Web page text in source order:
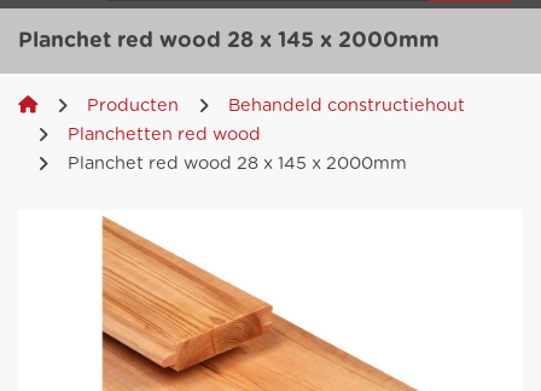
Planchet red wood 28 x 145 x 2000mm
Producten
Behandeld constructiehout
Planchetten red wood
Planchet red wood 28 x 145 x 2000mm